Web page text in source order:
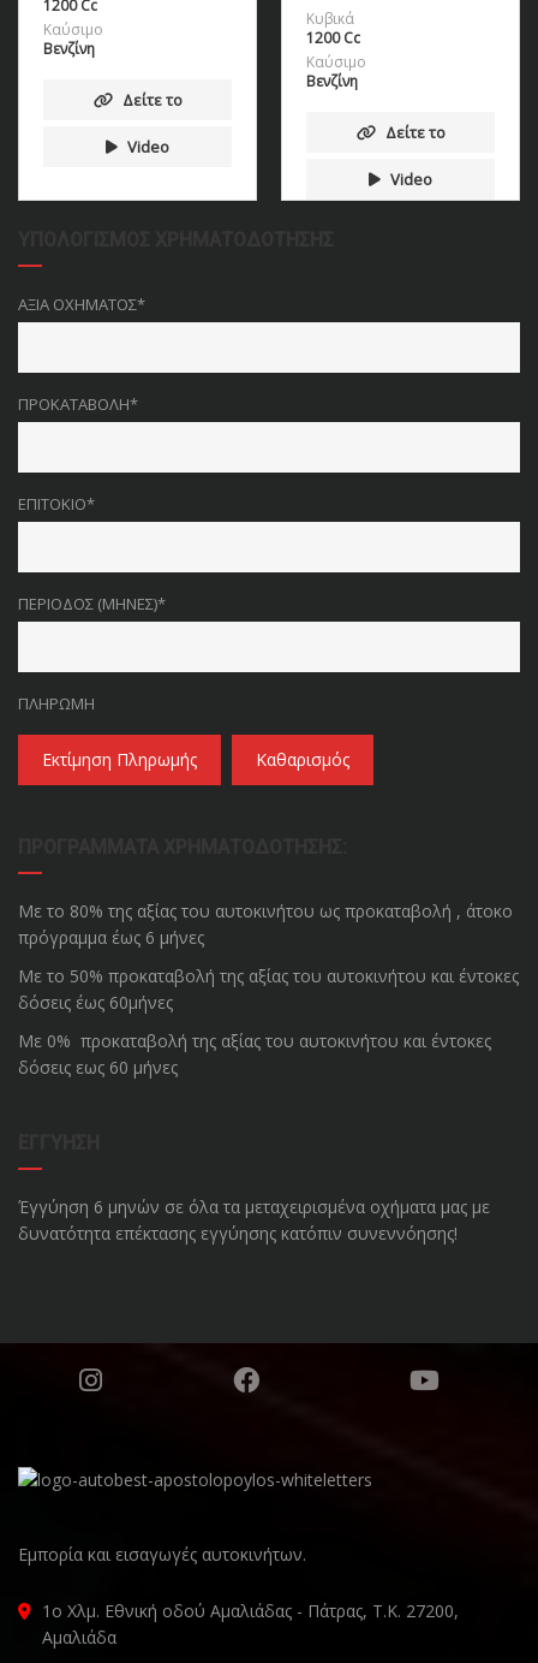
1200 Cc
Καύσιμο
Βενζίνη
Δείτε το
Video
Κυβικά
1200 Cc
Καύσιμο
Βενζίνη
Δείτε το
Video
ΑΞΊΑ ΟΧΉΜΑΤΟΣ*
ΠΡΟΚΑΤΑΒΟΛΉ*
ΕΠΙΤΌΚΙΟ*
ΠΕΡΊΟΔΟΣ (ΜΉΝΕΣ)*
ΠΛΗΡΩΜΉ
Εκτίμηση Πληρωμής Καθαρισμός
Με το 80% της αξίας του αυτοκινήτου ως προκαταβολή , άτοκο
πρόγραμμα έως 6 μήνες
Με το 50% προκαταβολή της αξίας του αυτοκινήτου και έντοκες
δόσεις έως 60μήνες
Με 0% προκαταβολή της αξίας του αυτοκινήτου και έντοκες
δόσεις εως 60 μήνες
Έγγύηση 6 μηνών σε όλα τα μεταχειρισμένα οχήματα μας με
δυνατότητα επέκτασης εγγύησης κατόπιν συνεννόησης!
Εμπορία και εισαγωγές αυτοκινήτων.
1ο Χλμ. Εθνική οδού Αμαλιάδας - Πάτρας, Τ.Κ. 27200,
Αμαλιάδα